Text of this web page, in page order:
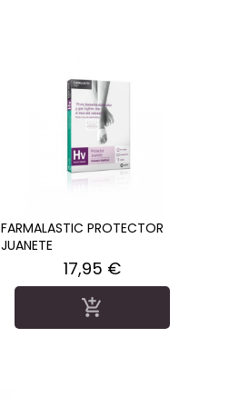
FARMALASTIC PROTECTOR
JUANETE
Precio
17,95 €
